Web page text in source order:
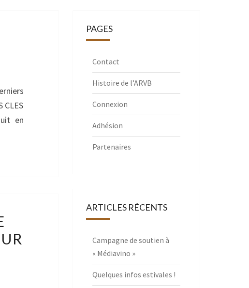
CLES
en
PAGES
Contact
Histoire de l’ARVB
Connexion
Adhésion
Partenaires
ARTICLES RÉCENTS
Campagne de soutien à
« Médiavino »
Quelques infos estivales !